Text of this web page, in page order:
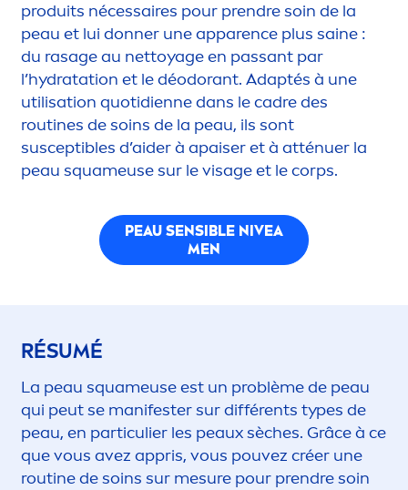
produits nécessaires pour prendre soin de la
peau et lui donner une apparence plus saine :
du rasage au nettoyage en passant par
l’hydratation et le déodorant. Adaptés à une
utilisation quotidienne dans le cadre des
routines de soins de la peau, ils sont
susceptibles d’aider à apaiser et à atténuer la
peau squameuse sur le visage et le corps.
PEAU SENSIBLE NIVEA
MEN
RÉSUMÉ
La peau squameuse est un problème de peau
qui peut se manifester sur différents types de
peau, en particulier les peaux sèches. Grâce à ce
que vous avez appris, vous pouvez créer une
routine de soins sur mesure pour prendre soin